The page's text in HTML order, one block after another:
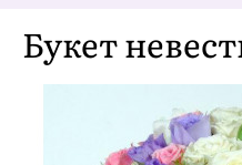
Букет